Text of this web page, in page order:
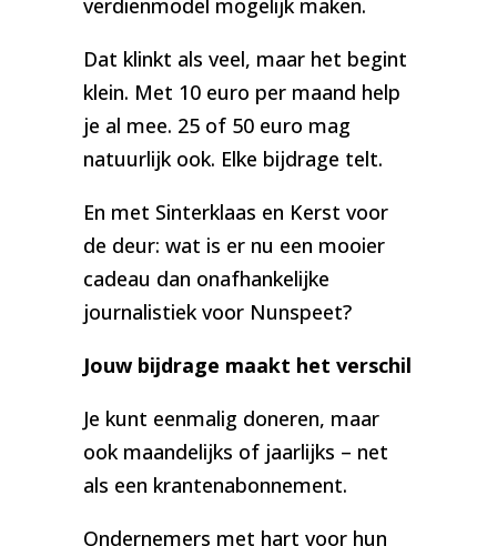
Dat klinkt als veel, maar het begint
klein. Met 10 euro per maand help
je al mee. 25 of 50 euro mag
natuurlijk ook. Elke bijdrage telt.
En met Sinterklaas en Kerst voor
de deur: wat is er nu een mooier
cadeau dan onafhankelijke
journalistiek voor Nunspeet?
Jouw bijdrage maakt het verschil
Je kunt eenmalig doneren, maar
ook maandelijks of jaarlijks – net
als een krantenabonnement.
Ondernemers met hart voor hun